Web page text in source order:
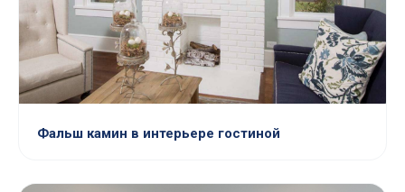
Фальш камин в интерьере гостиной